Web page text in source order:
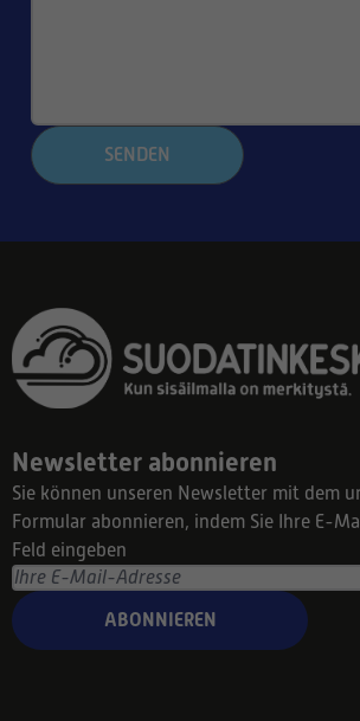
SENDEN
Newsletter abonnieren
Sie können unseren Newsletter mit dem
Formular abonnieren, indem Sie Ihre E-
Feld eingeben
ABONNIEREN